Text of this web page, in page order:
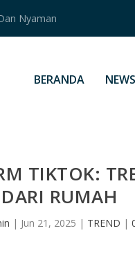
Nyaman
BERANDA NEWS
TIKTOK:
DARI RUMAH
| Jun 21, 2025 | TREND |